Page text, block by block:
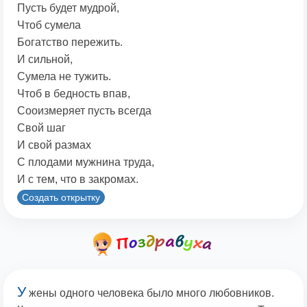
Пусть будет мудрой,
Чтоб сумела
Богатство пережить.
И сильной,
Сумела не тужить.
Чтоб в бедность впав,
Сооизмеряет пусть всегда
Свой шаг
И свой размах
С плодами мужнина труда,
И с тем, что в закромах.
Создать открытку
У жены одного человека было много любовников.